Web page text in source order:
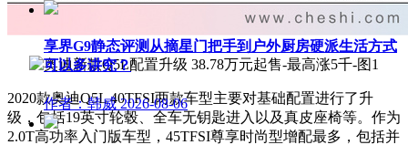
2020款奥迪Q5L 40TFSI两款车型主要对基础配置进行了升
级，包括19英寸轮毂、全车无钥匙进入以及真皮座椅等。作为
2.0T高功率入门版车型， 45TFSI尊享时尚型增配最多，包括并
享界G9静态评测从摘星门把手到户外厨房硬派生活方式
可以多讲究？
作者：韩威 2026-08-06